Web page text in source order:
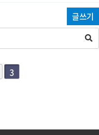
글쓰기
3